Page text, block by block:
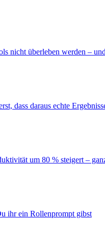
nicht überleben werden –
dass daraus echte
um 80 % steigert –
ihr ein Rollenprompt gibst